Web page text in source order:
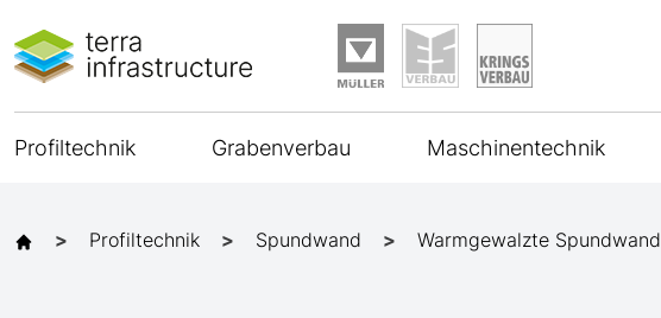
Profiltechnik Grabenverbau Maschinentechnik
Profiltechnik Spundwand Warmgewalzte Spundwand